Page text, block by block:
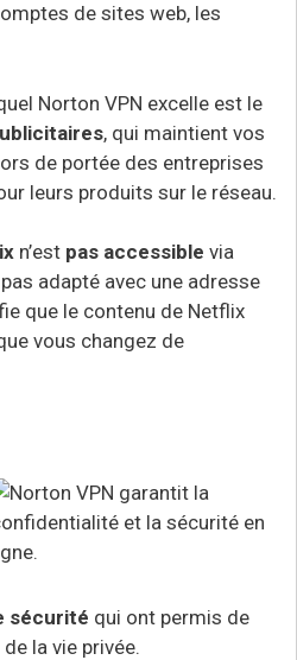
de sites web, les
Norton VPN excelle est le
, qui maintient vos
de portée des entreprises
leurs produits sur le réseau.
n’est pas accessible via
adapté avec une adresse
que le contenu de Netflix
vous changez de
sécurité qui ont permis de
la vie privée.